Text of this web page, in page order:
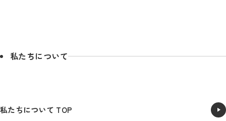
私たちについて
私たちについて TOP